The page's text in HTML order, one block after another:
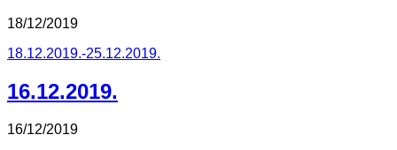
18/12/2019
18.12.2019.-25.12.2019.
16.12.2019.
16/12/2019